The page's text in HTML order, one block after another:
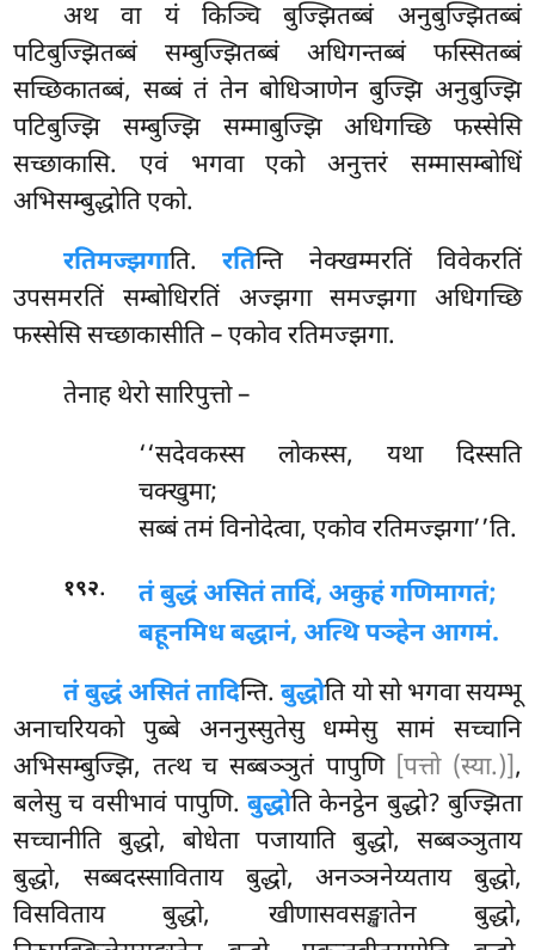
अथ वा यंकिञ्चि बुज्झितब्बं अनुबुज्झितब्बं
पटिबुज्झितब्बं सम्बुज्झितब्बं अधिगन्तब्बं फस्सितब्बं
सच्छिकातब्बं, सब्बं तं तेन बोधिञाणेन बुज्झि अनुबुज्झि
पटिबुज्झि सम्बुज्झि सम्माबुज्झि अधिगच्छि फस्सेसि
सच्छाकासि. एवं भगवा एको अनुत्तरं सम्मासम्बोधिं
अभिसम्बुद्धोति एको.
रतिमज्झगाति.रतिन्ति नेक्खम्मरतिं विवेकरतिं
उपसमरतिं सम्बोधिरतिं अज्झगा समज्झगा अधिगच्छि
फस्सेसि सच्छाकासीति – एकोव रतिमज्झगा.
तेनाह थेरो सारिपुत्तो –
‘‘सदेवकस्स लोकस्स, यथा दिस्सति
चक्खुमा;
सब्बं तमं विनोदेत्वा, एकोव रतिमज्झगा’’ति.
१९२.
तं बुद्धं असितं तादिं, अकुहं गणिमागतं;
बहूनमिध बद्धानं, अत्थि पञ्हेन आगमं.
तं बुद्धं असितं तादिन्ति.बुद्धोति यो सो भगवा सयम्भू
अनाचरियको पुब्बे अननुस्सुतेसु धम्मेसु सामं सच्चानि
अभिसम्बुज्झि, तत्थ च सब्बञ्ञुतं पापुणि [पत्तो (स्या.)],
बलेसु च वसीभावं पापुणि.बुद्धोति केनट्ठेन बुद्धो? बुज्झिता
सच्चानीति बुद्धो, बोधेता पजायाति बुद्धो, सब्बञ्ञुताय
बुद्धो, सब्बदस्साविताय बुद्धो, अनञ्ञनेय्यताय बुद्धो,
विसविताय बुद्धो, खीणासवसङ्खातेन बुद्धो,